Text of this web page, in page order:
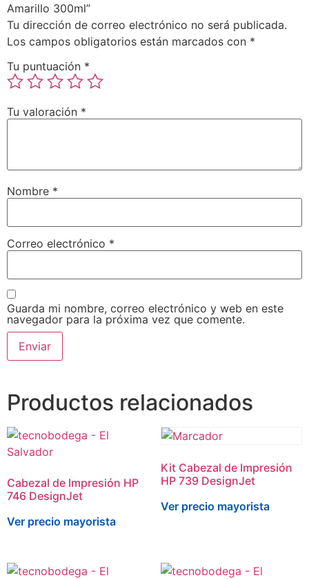
Amarillo 300ml”
Tu dirección de correo electrónico no será publicada.
Los campos obligatorios están marcados con *
Tu puntuación *
Tu valoración *
Nombre *
Correo electrónico *
Guarda mi nombre, correo electrónico y web en este
navegador para la próxima vez que comente.
Productos relacionados
Cabezal de Impresión HP
746 DesignJet
Ver precio mayorista
Kit Cabezal de Impresión
HP 739 DesignJet
Ver precio mayorista